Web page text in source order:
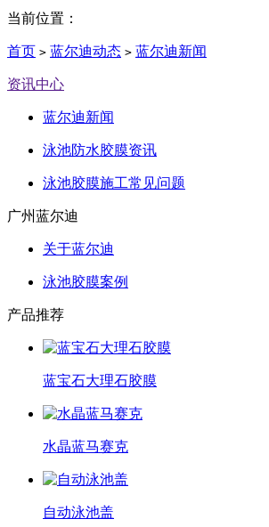
当前位置：
首页 > 蓝尔迪动态 > 蓝尔迪新闻
资讯中心
蓝尔迪新闻
泳池防水胶膜资讯
泳池胶膜施工常见问题
广州蓝尔迪
关于蓝尔迪
泳池胶膜案例
产品推荐
蓝宝石大理石胶膜
水晶蓝马赛克
自动泳池盖